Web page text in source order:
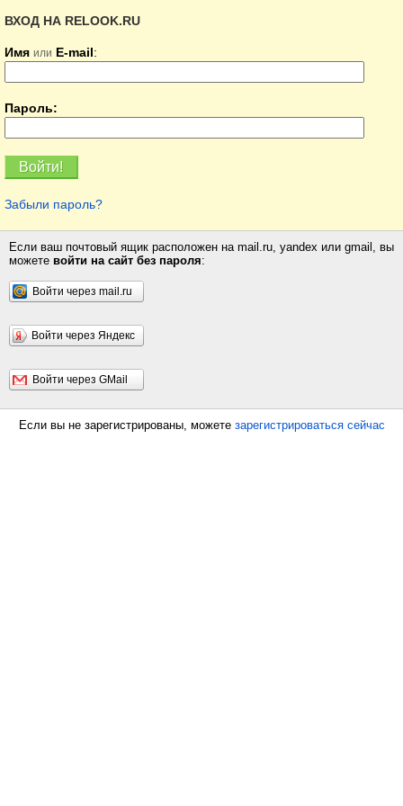
ВХОД НА RELOOK.RU
Имя или E-mail:
Пароль:
Забыли пароль?
Если ваш почтовый ящик расположен на mail.ru, yandex или gmail, вы
можете войти на сайт без пароля:
Войти через mail.ru
Войти через Яндекс
Войти через GMail
Если вы не зарегистрированы, можете зарегистрироваться сейчас